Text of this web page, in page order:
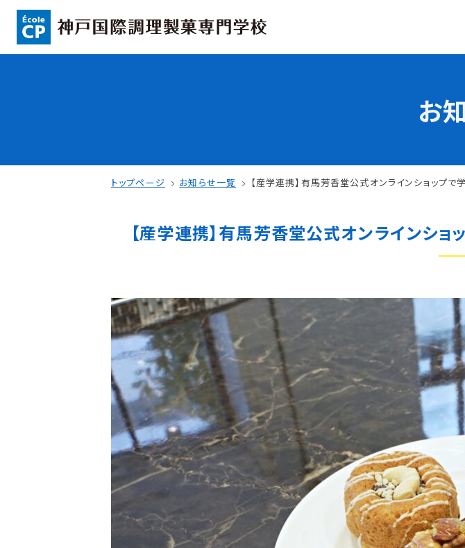
ここから始まる私の未来
日本全国から集まる学生たち
指定校推薦入試
一般入試
学校法人 育成学園の歩み
理事長メッセージ
本校独自の学費サポート制度
学費サポート
住まいサポート
Wライセンスコース
資格・就職
資格について
就職について
内定者VOICE
インターンシップ
活躍する卒業生
学校の
サマー
海外研
施設・設
キャンパ
学生カ
コックコ
訪問者別
高校生の
社会人・
留学生
Student)
卒業生の
各種証明
企業担当
お
トップページ お知らせ一覧 【産学連携】有馬芳香堂公式オンラインショップ
【産学連携】有馬芳香堂公式オンラインシ